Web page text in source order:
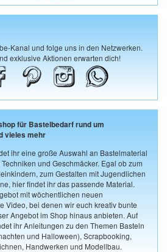
Kanal und folge uns in den Netzwerken.
exklusive Aktionen erwarten dich!
für Bastelbedarf rund um
vieles mehr
ihr eine große Auswahl an Bastelmaterial
und Geschmäcker. Egal ob zum
zum Gestalten mit Jugendlichen
hier findet ihr das passende Material.
mit wöchentlichen neuen
Video, bei denen wir euch kreativ bunte
Angebot im Shop hinaus anbieten. Auf
ihr Anleitungen zu den Themen Basteln
und Halloween), Scrapbooking,
Handwerken und Modellbau.